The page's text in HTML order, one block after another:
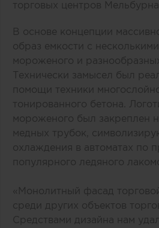
торговых центров
В основе концепции
образ емкости с
мороженого и
Технически замысел был
помощи техники
тонированного бетона.
мороженого был закреплен
медных трубок,
охлаждения в автоматах по
популярного ледяного
«Монолитный фасад
среди других объектов
Средствами дизайна нам